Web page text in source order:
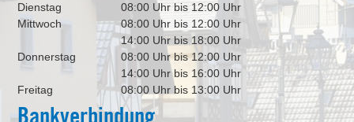
Dienstag
08:00 Uhr bis 12:00 Uhr
Mittwoch
08:00 Uhr bis 12:00 Uhr
14:00 Uhr bis 18:00 Uhr
Donnerstag
08:00 Uhr bis 12:00 Uhr
14:00 Uhr bis 16:00 Uhr
Freitag
08:00 Uhr bis 13:00 Uhr